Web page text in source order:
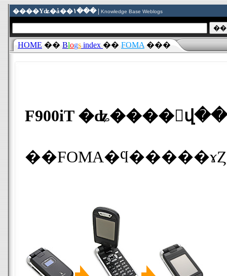
����Υʥ�å��١��� | Knowledge Base Weblogs
HOME �� Blogs index �� FOMA ���
F900iT